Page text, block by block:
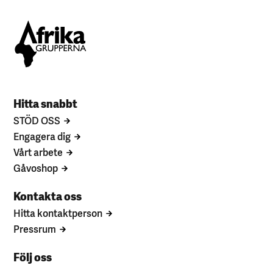
Hitta snabbt
STÖD OSS
Engagera dig
Vårt arbete
Gåvoshop
Kontakta oss
Hitta kontaktperson
Pressrum
Följ oss